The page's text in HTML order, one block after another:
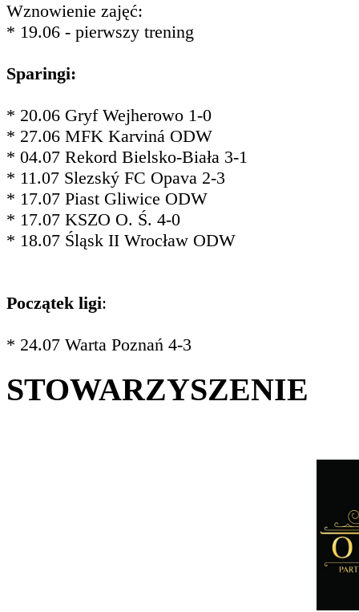
Wznowienie zajęć:
* 19.06 - pierwszy trening
Sparingi:
* 20.06 Gryf Wejherowo 1-0
* 27.06 MFK Karviná ODW
* 04.07 Rekord Bielsko-Biała 3-1
* 11.07 Slezský FC Opava 2-3
* 17.07 Piast Gliwice ODW
* 17.07 KSZO O. Ś. 4-0
* 18.07 Śląsk II Wrocław ODW
Początek ligi:
* 24.07 Warta Poznań 4-3
STOWARZYSZENIE